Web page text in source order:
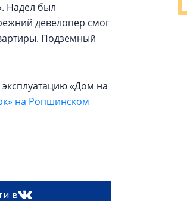
Надел был
девелопер смог
Подземный
«Дом на
на Ропшинском
в